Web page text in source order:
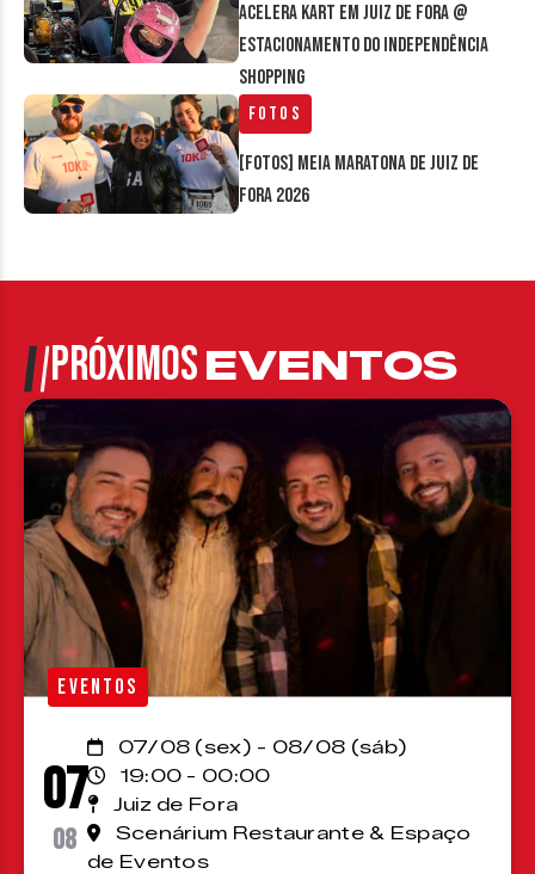
Acelera Kart em Juiz de Fora @
estacionamento do Independência
Shopping
Fotos
[FOTOS] Meia Maratona de Juiz de
Fora 2026
PRÓXIMOSEVENTOS
EVENTOS
07
08
07/08 (sex) - 08/08 (sáb)
19:00 - 00:00
Juiz de Fora
Scenárium Restaurante & Espaço
de Eventos